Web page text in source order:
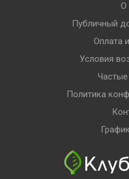
О
Публичный
Оплата
Условия
Политика